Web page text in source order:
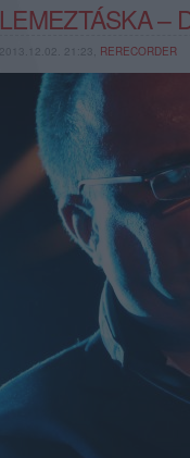
LEMEZTÁSKA –
2013.12.02. 21:23, RERECORDER